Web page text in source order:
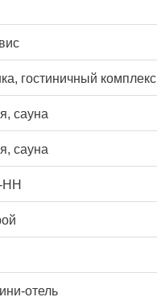
гостиничный комплекс
сауна
сауна
НН
отель